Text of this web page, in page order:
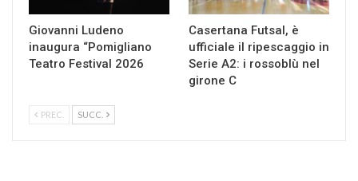
Giovanni Ludeno
inaugura “Pomigliano
Teatro Festival 2026
Casertana Futsal, è
ufficiale il ripescaggio in
Serie A2: i rossoblù nel
girone C
PREC. SUCC.